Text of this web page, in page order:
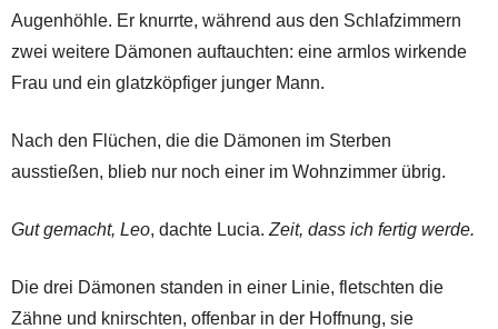
Augenhöhle. Er knurrte, während aus den Schlafzimmern
zwei weitere Dämonen auftauchten: eine armlos wirkende
Frau und ein glatzköpfiger junger Mann.
Nach den Flüchen, die die Dämonen im Sterben
ausstießen, blieb nur noch einer im Wohnzimmer übrig.
Gut gemacht, Leo, dachte Lucia. Zeit, dass ich fertig werde.
Die drei Dämonen standen in einer Linie, fletschten die
Zähne und knirschten, offenbar in der Hoffnung, sie